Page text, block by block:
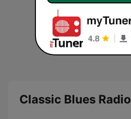
Classic Blues Radio